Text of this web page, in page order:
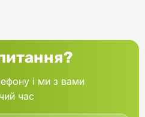
і ми з вами
час